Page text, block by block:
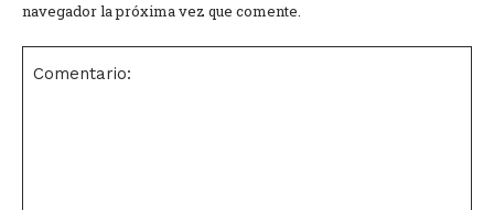
navegador la próxima vez que comente.